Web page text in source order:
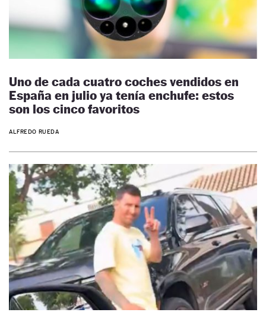
Uno de cada cuatro coches vendidos en
España en julio ya tenía enchufe: estos
son los cinco favoritos
ALFREDO RUEDA